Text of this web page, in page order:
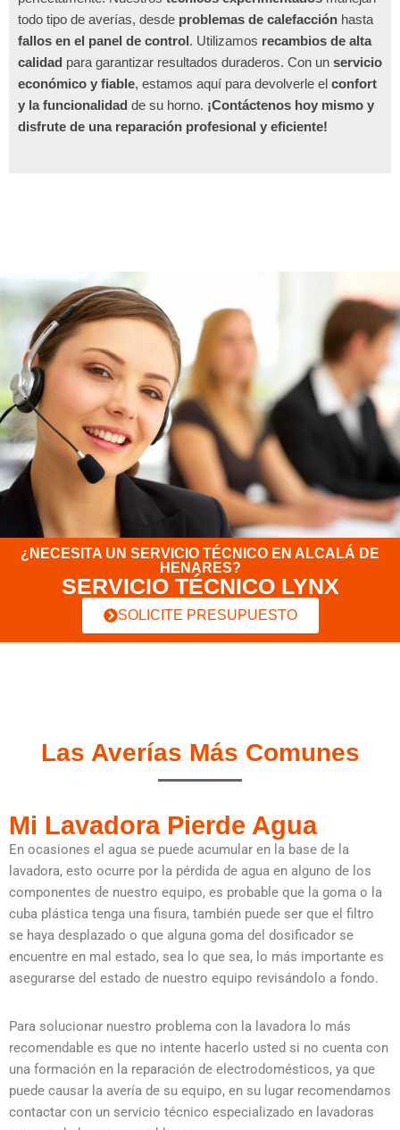
todo tipo de averías, desde problemas de calefacción hasta
fallos en el panel de control. Utilizamos recambios de alta
calidad para garantizar resultados duraderos. Con un servicio
económico y fiable, estamos aquí para devolverle el confort
y la funcionalidad de su horno. ¡Contáctenos hoy mismo y
disfrute de una reparación profesional y eficiente!
¿NECESITA UN SERVICIO TÉCNICO EN ALCALÁ DE
HENARES?
SERVICIO TÉCNICO LYNX
SOLICITE PRESUPUESTO
Las Averías Más Comunes
Mi Lavadora Pierde Agua
En ocasiones el agua se puede acumular en la base de la
lavadora, esto ocurre por la pérdida de agua en alguno de los
componentes de nuestro equipo, es probable que la goma o la
cuba plástica tenga una fisura, también puede ser que el filtro
se haya desplazado o que alguna goma del dosificador se
encuentre en mal estado, sea lo que sea, lo más importante es
asegurarse del estado de nuestro equipo revisándolo a fondo.
Para solucionar nuestro problema con la lavadora lo más
recomendable es que no intente hacerlo usted si no cuenta con
una formación en la reparación de electrodomésticos, ya que
puede causar la avería de su equipo, en su lugar recomendamos
contactar con un servicio técnico especializado en lavadoras